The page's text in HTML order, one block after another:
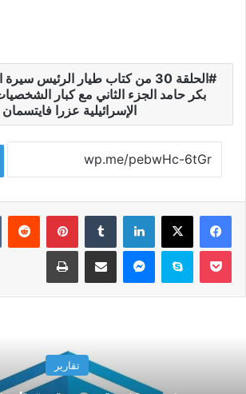
الحلقة 30 من كتاب طيار الرئيس
بكر حامد الجزء الثاني مع كبار
الإسرائيلية عزرا فايتسمان
فيسبوك لينكدإن بينتيريست
سكايب
تقارير